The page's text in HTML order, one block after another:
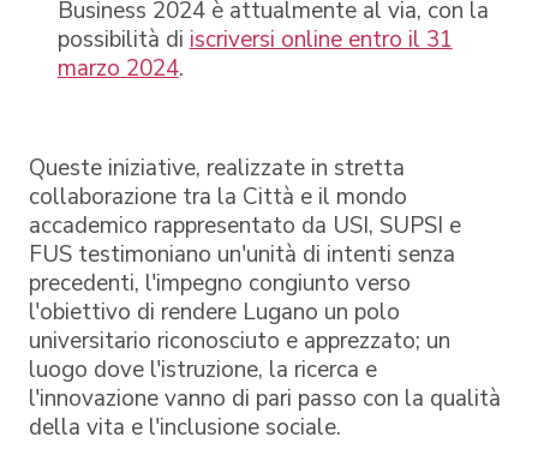
Business 2024 è attualmente al via, con la
possibilità di iscriversi online entro il 31
marzo 2024.
Queste iniziative, realizzate in stretta
collaborazione tra la Città e il mondo
accademico rappresentato da USI, SUPSI e
FUS testimoniano un'unità di intenti senza
precedenti, l'impegno congiunto verso
l'obiettivo di rendere Lugano un polo
universitario riconosciuto e apprezzato; un
luogo dove l'istruzione, la ricerca e
l'innovazione vanno di pari passo con la qualità
della vita e l'inclusione sociale.